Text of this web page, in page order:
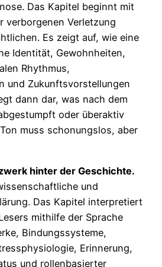
Das Kapitel beginnt mit
verborgenen Verletzung
Es zeigt auf, wie eine
Identität, Gewohnheiten,
Rhythmus,
und Zukunftsvorstellungen
dann dar, was nach dem
oder überaktiv
muss schonungslos, aber
hinter der Geschichte.
und
Das Kapitel interpretiert
mithilfe der Sprache
Bindungssysteme,
Erinnerung,
und rollenbasierter